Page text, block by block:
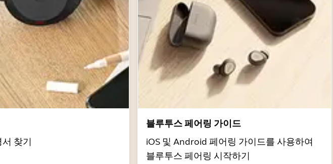
찾기
블루투스 페어링 가이드
iOS 및 Android 페어링 가이드를 사용하여
블루투스 페어링 시작하기